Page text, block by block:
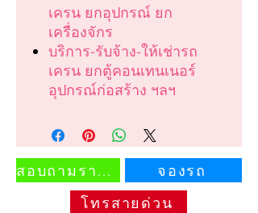
เครน ยกอุปกรณ์ ยก
เครื่องจักร
บริการ-รับจ้าง-ให้เช่ารถ
เครน ยกตู้คอนเทนเนอร์
อุปกรณ์ก่อสร้าง ฯลฯ
สอบถามราคา
จองรถ
โทรสายด่วน